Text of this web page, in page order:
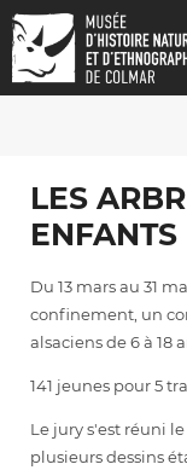
Aller
au
contenu
principal
LES
ENFANTS
Du 13 mars au 31
confinement, un
alsaciens de 6 à 18
141 jeunes pour 5
Le jury s'est réuni
plusieurs dessins